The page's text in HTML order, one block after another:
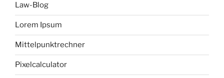
Law-Blog
Lorem Ipsum
Mittelpunktrechner
Pixelcalculator